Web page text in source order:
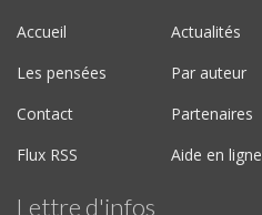
Accueil Actualités
Les pensées
Par auteur
Contact
Partenaires
Flux RSS
Aide en ligne
Lettre d'infos